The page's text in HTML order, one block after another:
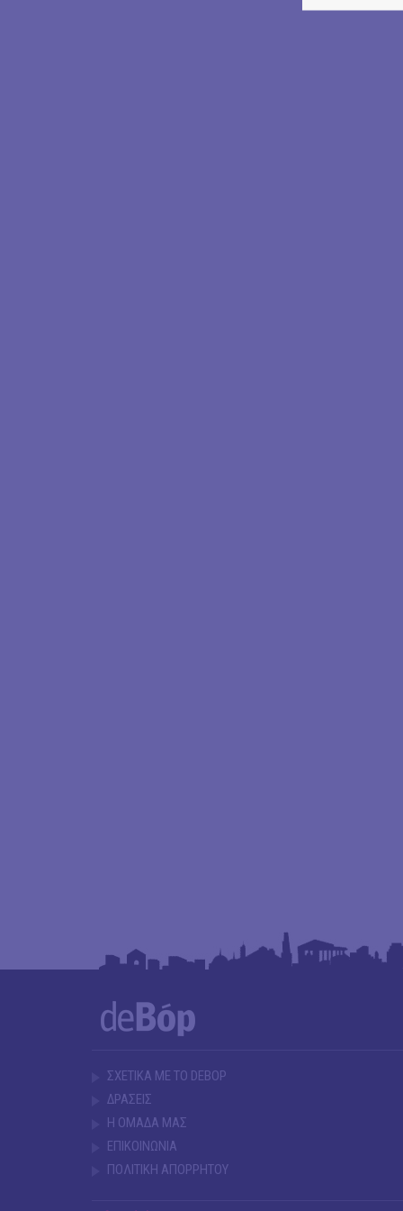
ΣΧΕΤΙΚΑ ΜΕ ΤΟ DEBOP
ΔΡΑΣΕΙΣ
Η ΟΜΑΔΑ ΜΑΣ
ΕΠΙΚΟΙΝΩΝΙΑ
ΠΟΛΙΤΙΚΗ ΑΠΟΡΡΗΤΟΥ